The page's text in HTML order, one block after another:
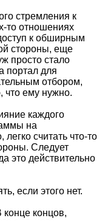
стремления к
то отношениях
к обширным
стороны, еще
просто стало
портал для
отбором,
что ему нужно.
каждого
на
считать что-то
Следует
это действительно
если этого нет.
конце концов,